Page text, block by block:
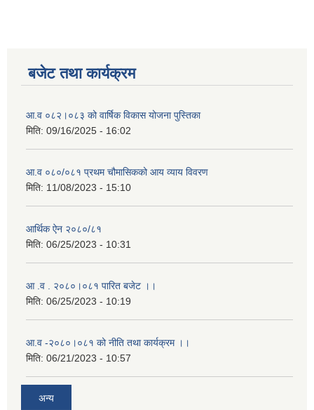
बजेट तथा कार्यक्रम
आ.व ०८२।०८३ को वार्षिक विकास योजना पुस्तिका
मिति: 09/16/2025 - 16:02
आ.व ०८०/०८१ प्रथम चौमासिकको आय व्याय विवरण
मिति: 11/08/2023 - 15:10
आर्थिक ऐन २०८०/८१
मिति: 06/25/2023 - 10:31
आ .व . २०८०।०८१ पारित बजेट ।।
मिति: 06/25/2023 - 10:19
आ.व -२०८०।०८१ को नीति तथा कार्यक्रम ।।
मिति: 06/21/2023 - 10:57
अन्य